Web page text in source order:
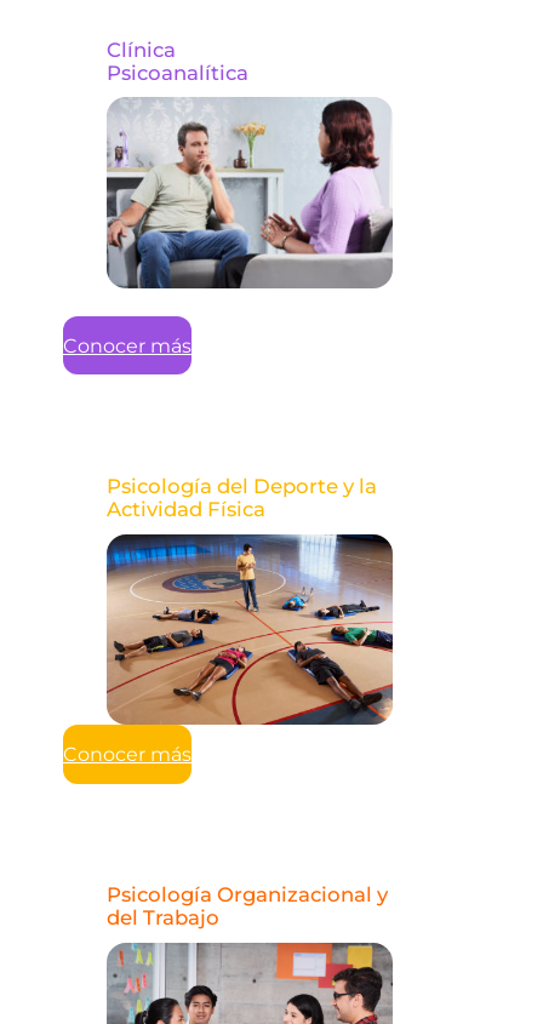
Clínica
Psicoanalítica
Conocer más
Psicología del Deporte y la
Actividad Física
Conocer más
Psicología Organizacional y
del Trabajo